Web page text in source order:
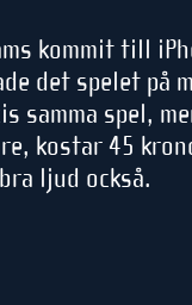
kommit till
det spelet på
samma spel,
kostar 45
ljud också.